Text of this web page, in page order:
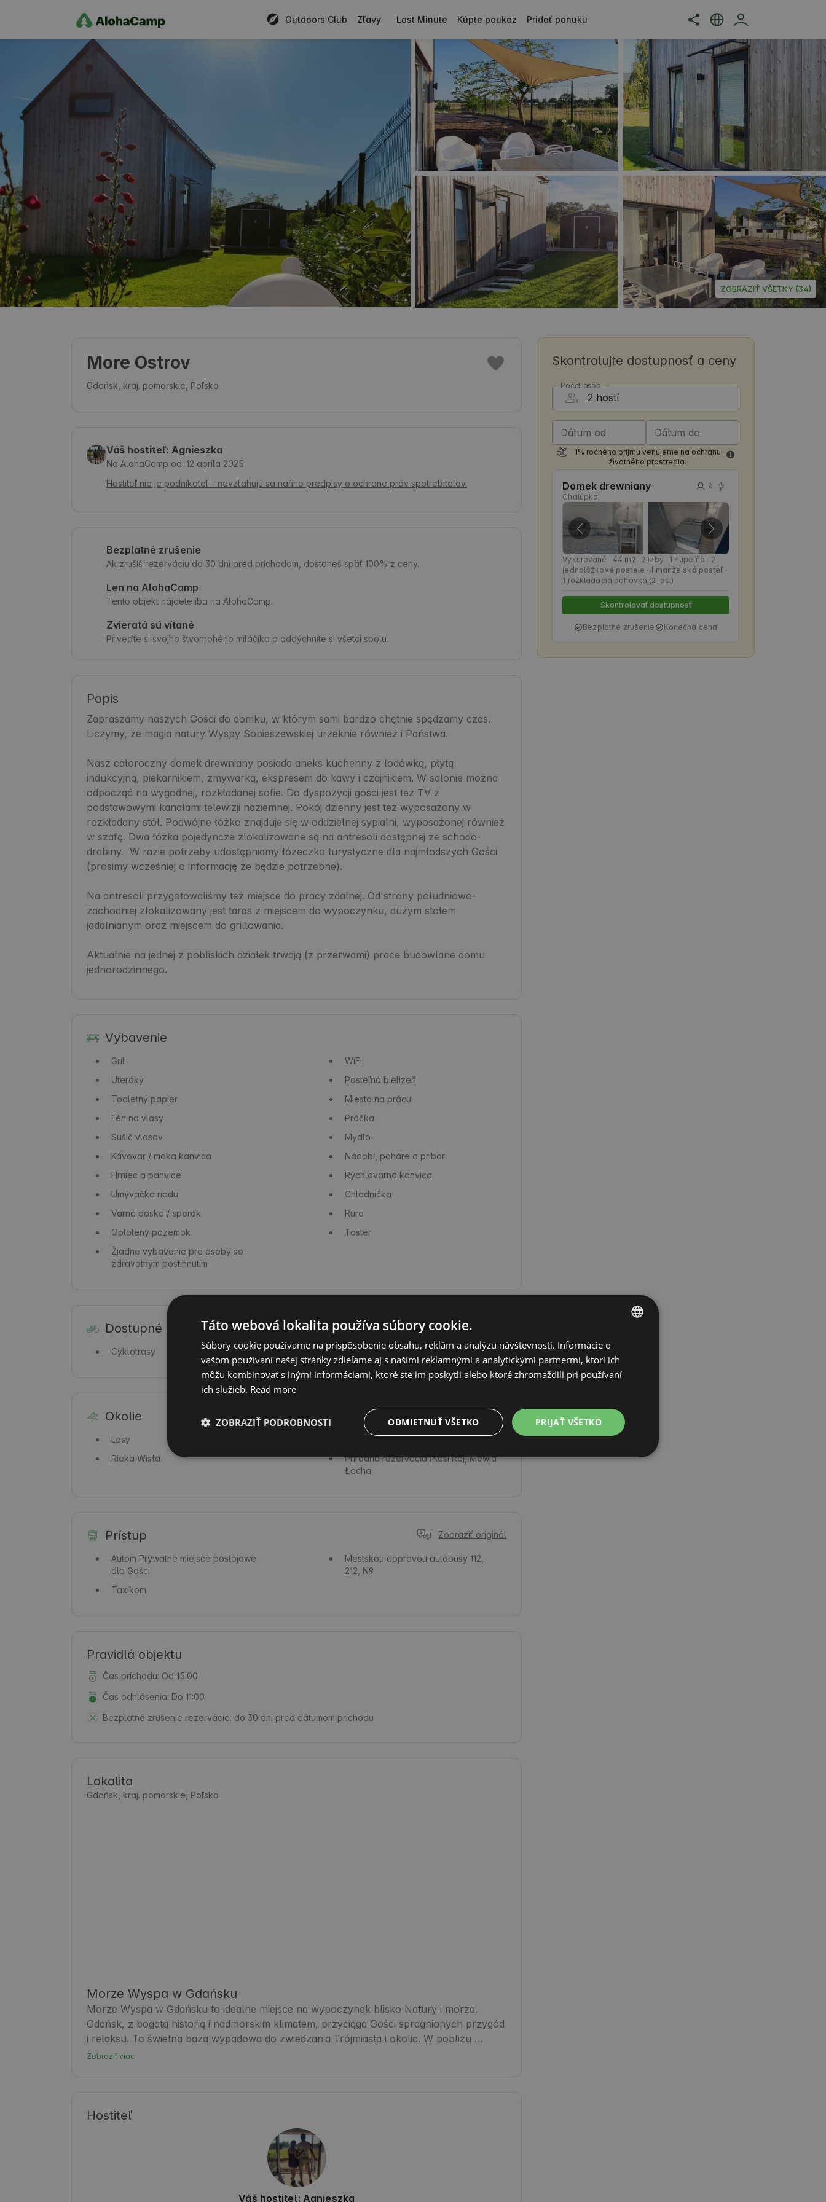
Outdoors Club Zľavy Last Minute Kúpte poukaz Pridať ponuku
ZOBRAZIŤ VŠETKY (34)
More Ostrov
Gdańsk, kraj. pomorskie, Poľsko
Váš hostiteľ: Agnieszka
Na AlohaCamp od: 12 apríla 2025
Hostiteľ nie je podnikateľ – nevzťahujú sa naňho predpisy o ochrane práv spotrebiteľov.
Bezplatné zrušenie
Ak zrušíš rezerváciu do 30 dní pred príchodom, dostaneš späť 100% z ceny.
Len na AlohaCamp
Tento objekt nájdete iba na AlohaCamp.
Zvieratá sú vítané
Priveďte si svojho štvornohého miláčika a oddýchnite si všetci spolu.
Popis
Zapraszamy naszych Gości do domku, w którym sami bardzo chętnie spędzamy czas.
Liczymy, że magia natury Wyspy Sobieszewskiej urzeknie również i Państwa.
Nasz całoroczny domek drewniany posiada aneks kuchenny z lodówką, płytą
indukcyjną, piekarnikiem, zmywarką, ekspresem do kawy i czajnikiem. W salonie można
odpocząć na wygodnej, rozkładanej sofie. Do dyspozycji gości jest też TV z
podstawowymi kanałami telewizji naziemnej. Pokój dzienny jest też wyposażony w
rozkładany stół. Podwójne łóżko znajduje się w oddzielnej sypialni, wyposażonej również
w szafę. Dwa łóżka pojedyncze zlokalizowane są na antresoli dostępnej ze schodo-
drabiny.  W razie potrzeby udostępniamy łóżeczko turystyczne dla najmłodszych Gości
(prosimy wcześniej o informację że będzie potrzebne).
Na antresoli przygotowaliśmy też miejsce do pracy zdalnej. Od strony południowo-
zachodniej zlokalizowany jest taras z miejscem do wypoczynku, dużym stołem
jadalnianym oraz miejscem do grillowania.
Aktualnie na jednej z pobliskich działek trwają (z przerwami) prace budowlane domu
jednorodzinnego.
Vybavenie
Gril
WiFi
Uteráky
Posteľná bielizeň
Toaletný papier
Miesto na prácu
Fén na vlasy
Práčka
Sušič vlasov
Mydlo
Kávovar / moka kanvica
Nádobí, poháre a príbor
Hrniec a panvice
Rýchlovarná kanvica
Umývačka riadu
Chladnička
Varná doska / sporák
Rúra
Oplotený pozemok
Toster
Žiadne vybavenie pre osoby so
zdravotným postihnutím
Dostupné aktivity
Cyklotrasy Nenáročné turistické trasy
Okolie Zobraziť originál
Lesy
Zatoka Gdańska
Rieka Wisła Prírodná rezerváciaPtasi Raj, Mewia
Łacha
Prístup Zobraziť originál
Autom Prywatne miejsce postojowe
dla Gości
Mestskou dopravou autobusy 112,
212, N9
Taxíkom
Pravidlá objektu
Čas príchodu: Od 15:00
Čas odhlásenia: Do 11:00
Bezplatné zrušenie rezervácie: do 30 dní pred dátumom príchodu
Lokalita
Gdańsk, kraj. pomorskie, Poľsko
Morze Wyspa w Gdańsku
Morze Wyspa w Gdańsku to idealne miejsce na wypoczynek blisko Natury i morza.
Gdańsk, z bogatą historią i nadmorskim klimatem, przyciąga Gości spragnionych przygód
i relaksu. To świetna baza wypadowa do zwiedzania Trójmiasta i okolic. W pobliżu
znajdziesz liczne ścieżki rowerowe, plaże i parki. Gdańsk słynie z zabytkowego Starego
Zobraziť viac
Hostiteľ
Váš hostiteľ: Agnieszka
Skontrolujte dostupnosť a ceny
Počet osôb
Dátum od Dátum do
1% ročného príjmu venujeme na ochranu
životného prostredia.
Domek drewniany
Chalúpka
6
Vykurované ∙ 44 m2 ∙ 2 izby ∙ 1 kúpeľňa ∙ 2
jednolôžkové postele ∙ 1 manželská posteľ ∙
1 rozkladacia pohovka (2-os.)
Skontrolovať dostupnosť
Bezplatné zrušenie Konečná cena
ENGLISH
SPANISH
ITALIAN
Táto webová lokalita používa súbory cookie.
Súbory cookie používame na prispôsobenie obsahu, reklám a analýzu návštevnosti. Informácie o
vašom používaní našej stránky zdieľame aj s našimi reklamnými a analytickými partnermi, ktorí ich
môžu kombinovať s inými informáciami, ktoré ste im poskytli alebo ktoré zhromaždili pri používaní
ich služieb. Read more
PRIJAŤ VŠETKO
ODMIETNUŤ VŠETKO
ZOBRAZIŤ PODROBNOSTI